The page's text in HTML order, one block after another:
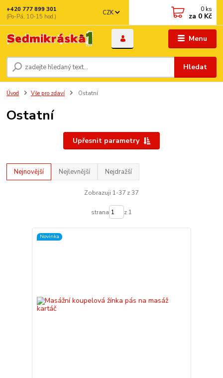
Menu
CZK
Hledat
+420 777 899 301
(Po-Pá, 10-15 hod.)
0 ks
za 0 Kč
Úvod Vše pro zdaví Ostatní
Ostatní
Upřesnit parametry
Nejnovější Nejlevnější Nejdražší
Zobrazuji 1-37 z 37
strana z 1
Novinka